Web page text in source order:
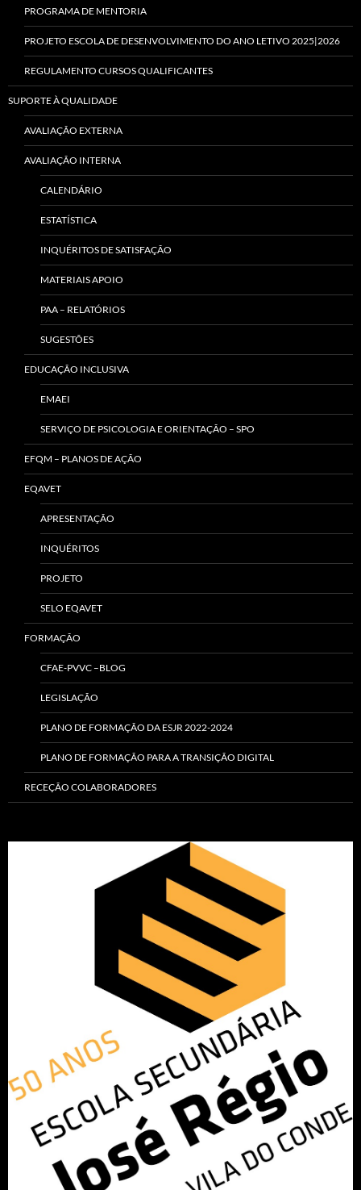
PROGRAMA DE MENTORIA
PROJETO ESCOLA DE DESENVOLVIMENTO DO ANO LETIVO 2025|2026
REGULAMENTO CURSOS QUALIFICANTES
SUPORTE À QUALIDADE
AVALIAÇÃO EXTERNA
AVALIAÇÃO INTERNA
CALENDÁRIO
ESTATÍSTICA
INQUÉRITOS DE SATISFAÇÃO
MATERIAIS APOIO
PAA – RELATÓRIOS
SUGESTÕES
EDUCAÇÃO INCLUSIVA
EMAEI
SERVIÇO DE PSICOLOGIA E ORIENTAÇÃO – SPO
EFQM – PLANOS DE AÇÃO
EQAVET
APRESENTAÇÃO
INQUÉRITOS
PROJETO
SELO EQAVET
FORMAÇÃO
CFAE-PVVC –BLOG
LEGISLAÇÃO
PLANO DE FORMAÇÃO DA ESJR 2022-2024
PLANO DE FORMAÇÃO PARA A TRANSIÇÃO DIGITAL
RECEÇÃO COLABORADORES